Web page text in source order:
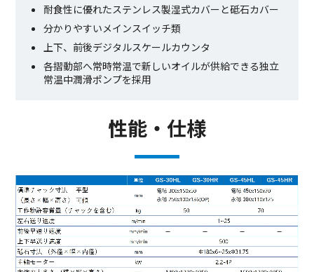
耐食性に優れたステンレス製湿式カバーと砥石カバー
分かりやすいメインスイッチ類
上下、前後デジタルスケールカウンタ
各摺動部へ常時常温で新しいオイルが供給できる独立
常温中潤滑ポンプを採用
性能・仕様